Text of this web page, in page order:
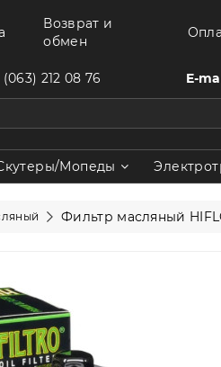
Возврат и
обмен
(063) 212 08 76 E-
Мопеды
Фильтр масляный